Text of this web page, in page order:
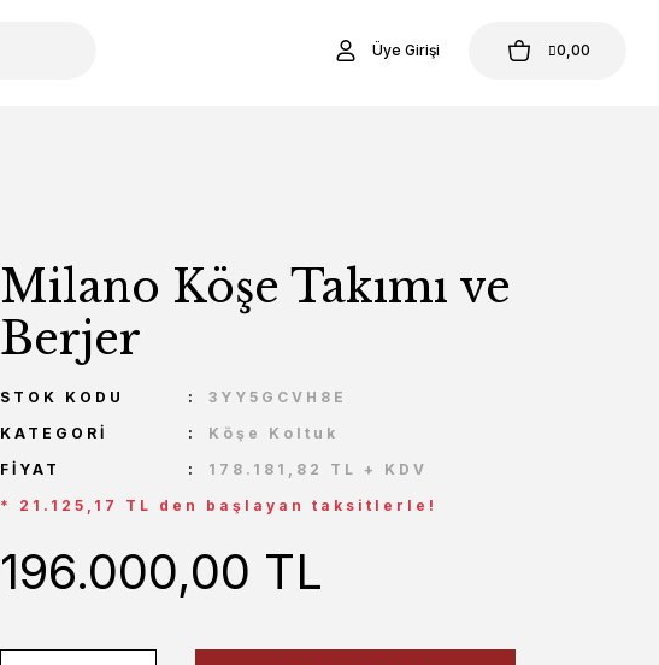
Üye Girişi 0,00
Milano Köşe Takımı ve
Berjer
STOK KODU
3YY5GCVH8E
KATEGORI
Köşe Koltuk
FIYAT
178.181,82 TL + KDV
* 21.125,17 TL den başlayan taksitlerle!
196.000,00 TL